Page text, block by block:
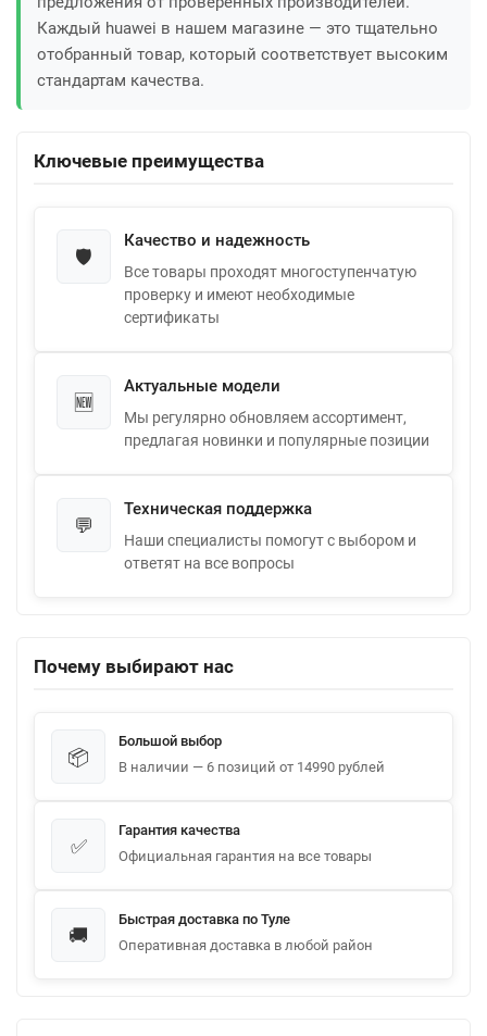
Каждый huawei в нашем магазине — это тщательно
отобранный товар, который соответствует высоким
стандартам качества.
Ключевые преимущества
🛡️
Качество и надежность
Все товары проходят многоступенчатую
проверку и имеют необходимые
сертификаты
🆕
Актуальные модели
Мы регулярно обновляем ассортимент,
предлагая новинки и популярные позиции
💬
Техническая поддержка
Наши специалисты помогут с выбором и
ответят на все вопросы
Почему выбирают нас
📦
Большой выбор
В наличии — 6 позиций от 14990 рублей
✅
Гарантия качества
Официальная гарантия на все товары
🚚
Быстрая доставка по Туле
Оперативная доставка в любой район